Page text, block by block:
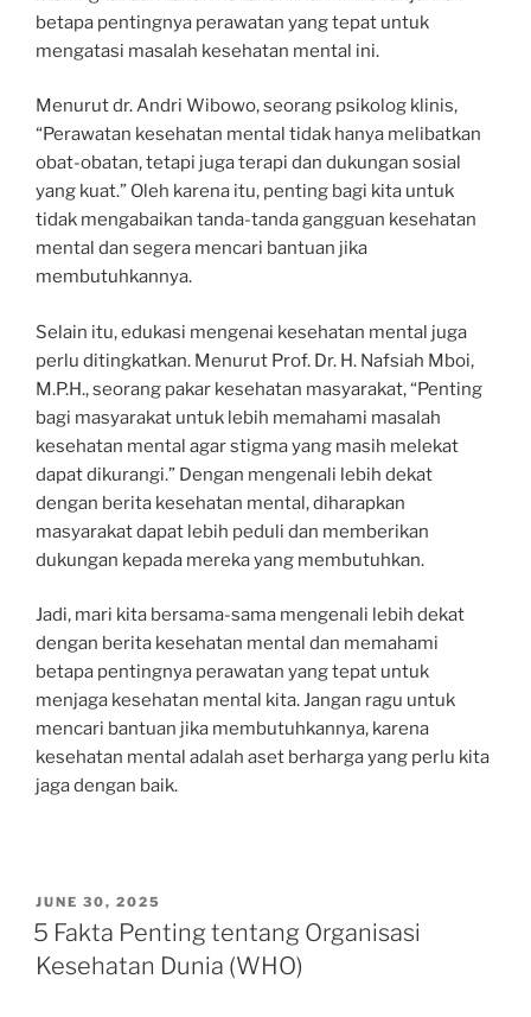
betapa pentingnya perawatan yang tepat untuk
mengatasi masalah kesehatan mental ini.
Menurut dr. Andri Wibowo, seorang psikolog klinis,
“Perawatan kesehatan mental tidak hanya melibatkan
obat-obatan, tetapi juga terapi dan dukungan sosial
yang kuat.” Oleh karena itu, penting bagi kita untuk
tidak mengabaikan tanda-tanda gangguan kesehatan
mental dan segera mencari bantuan jika
membutuhkannya.
Selain itu, edukasi mengenai kesehatan mental juga
perlu ditingkatkan. Menurut Prof. Dr. H. Nafsiah Mboi,
M.P.H., seorang pakar kesehatan masyarakat, “Penting
bagi masyarakat untuk lebih memahami masalah
kesehatan mental agar stigma yang masih melekat
dapat dikurangi.” Dengan mengenali lebih dekat
dengan berita kesehatan mental, diharapkan
masyarakat dapat lebih peduli dan memberikan
dukungan kepada mereka yang membutuhkan.
Jadi, mari kita bersama-sama mengenali lebih dekat
dengan berita kesehatan mental dan memahami
betapa pentingnya perawatan yang tepat untuk
menjaga kesehatan mental kita. Jangan ragu untuk
mencari bantuan jika membutuhkannya, karena
kesehatan mental adalah aset berharga yang perlu kita
jaga dengan baik.
POSTED
ON
JUNE 30, 2025
5 Fakta Penting tentang Organisasi
Kesehatan Dunia (WHO)